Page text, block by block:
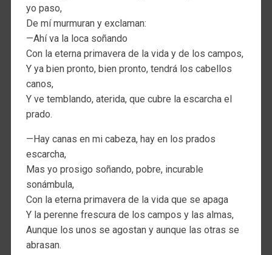
yo paso,
De mí murmuran y exclaman:
—Ahí va la loca soñando
Con la eterna primavera de la vida y de los campos,
Y ya bien pronto, bien pronto, tendrá los cabellos
canos,
Y ve temblando, aterida, que cubre la escarcha el
prado.
—Hay canas en mi cabeza, hay en los prados
escarcha,
Mas yo prosigo soñando, pobre, incurable
sonámbula,
Con la eterna primavera de la vida que se apaga
Y la perenne frescura de los campos y las almas,
Aunque los unos se agostan y aunque las otras se
abrasan.